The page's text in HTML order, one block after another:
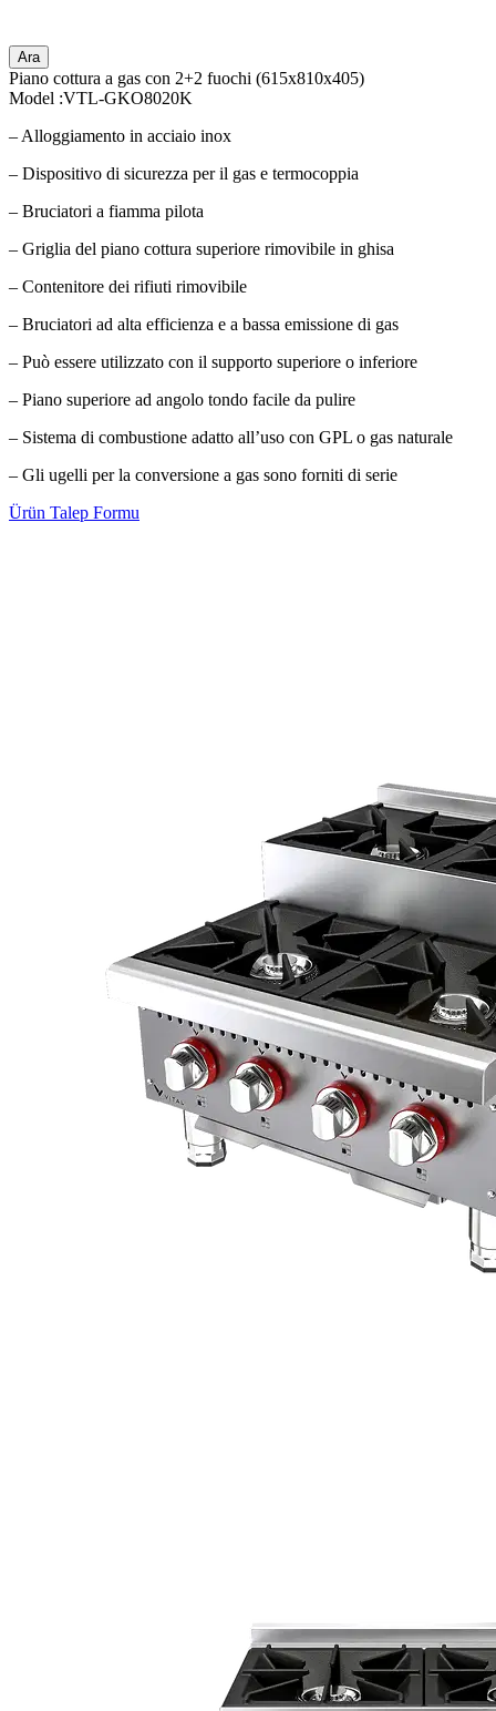
Ara
Piano cottura a gas con 2+2 fuochi (615x810x405)
Model :VTL-GKO8020K
– Alloggiamento in acciaio inox
– Dispositivo di sicurezza per il gas e termocoppia
– Bruciatori a fiamma pilota
– Griglia del piano cottura superiore rimovibile in ghisa
– Contenitore dei rifiuti rimovibile
– Bruciatori ad alta efficienza e a bassa emissione di gas
– Può essere utilizzato con il supporto superiore o inferiore
– Piano superiore ad angolo tondo facile da pulire
– Sistema di combustione adatto all’uso con GPL o gas naturale
– Gli ugelli per la conversione a gas sono forniti di serie
Ürün Talep Formu